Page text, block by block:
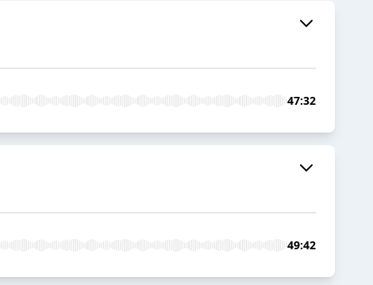
47:32
49:42